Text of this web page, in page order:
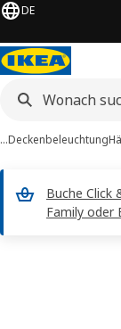
DE
…Deckenbeleuchtung
Buche Click
Family oder